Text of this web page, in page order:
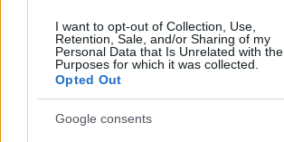
I want to opt-out of Collection, Use,
Retention, Sale, and/or Sharing of my
Personal Data that Is Unrelated with the
Purposes for which it was collected.
Opted Out
Google consents
Életem egyik legbizarrabb
gasztroélménye
világevő•2023. január 01.